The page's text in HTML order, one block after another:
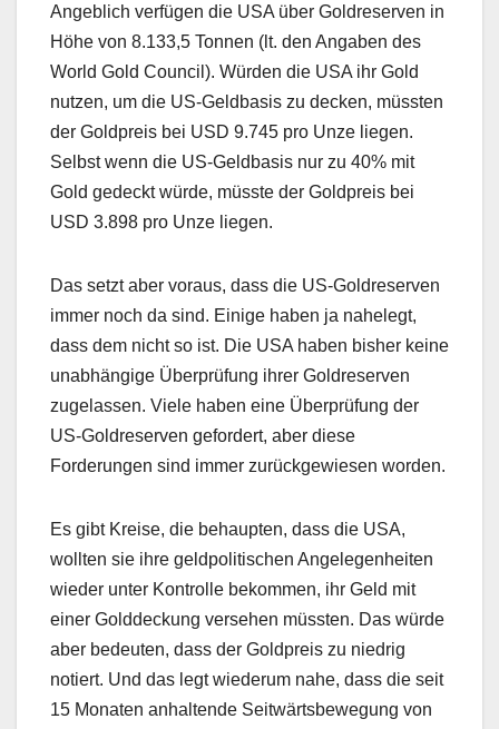
Angeblich verfügen die USA über Goldreserven in
Höhe von 8.133,5 Tonnen (lt. den Angaben des
World Gold Council). Würden die USA ihr Gold
nutzen, um die US-Geldbasis zu decken, müssten
der Goldpreis bei USD 9.745 pro Unze liegen.
Selbst wenn die US-Geldbasis nur zu 40% mit
Gold gedeckt würde, müsste der Goldpreis bei
USD 3.898 pro Unze liegen.
Das setzt aber voraus, dass die US-Goldreserven
immer noch da sind. Einige haben ja nahelegt,
dass dem nicht so ist. Die USA haben bisher keine
unabhängige Überprüfung ihrer Goldreserven
zugelassen. Viele haben eine Überprüfung der
US-Goldreserven gefordert, aber diese
Forderungen sind immer zurückgewiesen worden.
Es gibt Kreise, die behaupten, dass die USA,
wollten sie ihre geldpolitischen Angelegenheiten
wieder unter Kontrolle bekommen, ihr Geld mit
einer Golddeckung versehen müssten. Das würde
aber bedeuten, dass der Goldpreis zu niedrig
notiert. Und das legt wiederum nahe, dass die seit
15 Monaten anhaltende Seitwärtsbewegung von